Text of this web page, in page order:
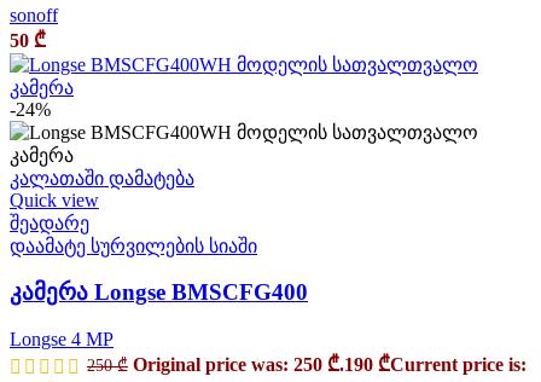
sonoff
50 ₾
-24%
კალათაში დამატება
Quick view
შეადარე
დაამატე სურვილების სიაში
კამერა Longse BMSCFG400
Longse 4 MP
250₾ Original price was: 250 ₾.190 ₾Current price is: